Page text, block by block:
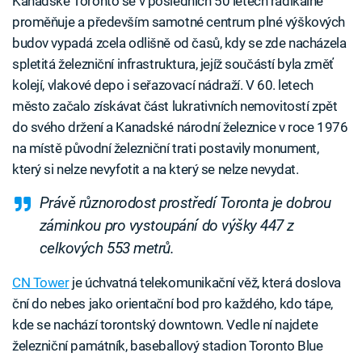
proměňuje a především samotné centrum plné výškových
budov vypadá zcela odlišně od časů, kdy se zde nacházela
spletitá železniční infrastruktura, jejíž součástí byla změť
kolejí, vlakové depo i seřazovací nádraží. V 60. letech
město začalo získávat část lukrativních nemovitostí zpět
do svého držení a Kanadské národní železnice v roce 1976
na místě původní železniční trati postavily monument,
který si nelze nevyfotit a na který se nelze nevydat.
Právě různorodost prostředí Toronta je dobrou
záminkou pro vystoupání do výšky 447 z
celkových 553 metrů.
CN Towerje úchvatná telekomunikační věž, která doslova
ční do nebes jako orientační bod pro každého, kdo tápe,
kde se nachází torontský downtown. Vedle ní najdete
železniční památník, baseballový stadion Toronto Blue